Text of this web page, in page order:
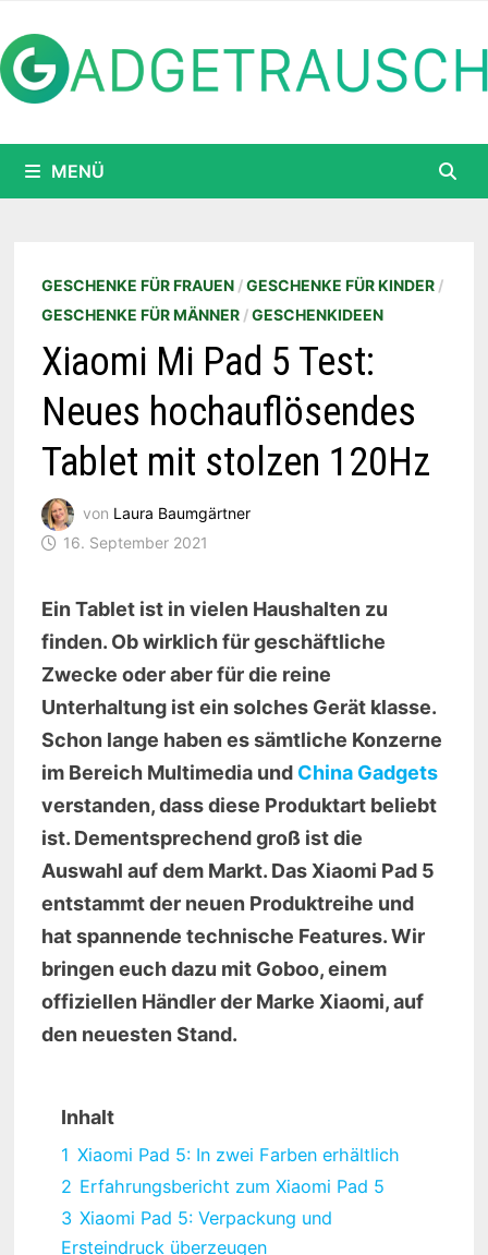
Inhalt
springen
MENÜ
GESCHENKE FÜR FRAUEN/GESCHENKE FÜR KINDER/
GESCHENKE FÜR MÄNNER/GESCHENKIDEEN
Xiaomi Mi Pad 5 Test:
Neues hochauflösendes
Tablet mit stolzen 120Hz
von Laura Baumgärtner
16. September 2021
Ein Tablet ist in vielen Haushalten zu
finden. Ob wirklich für geschäftliche
Zwecke oder aber für die reine
Unterhaltung ist ein solches Gerät klasse.
Schon lange haben es sämtliche Konzerne
im Bereich Multimedia und China Gadgets
verstanden, dass diese Produktart beliebt
ist. Dementsprechend groß ist die
Auswahl auf dem Markt. Das Xiaomi Pad 5
entstammt der neuen Produktreihe und
hat spannende technische Features. Wir
bringen euch dazu mit Goboo, einem
offiziellen Händler der Marke Xiaomi, auf
den neuesten Stand.
Inhalt
1 Xiaomi Pad 5: In zwei Farben erhältlich
2 Erfahrungsbericht zum Xiaomi Pad 5
3 Xiaomi Pad 5: Verpackung und
Ersteindruck überzeugen